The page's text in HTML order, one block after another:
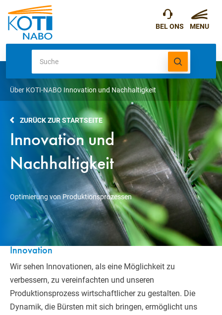
Über KOTI-NABO Innovation und Nachhaltigkeit
ZURÜCK ZUR STARTSEITE
Innovation und
Nachhaltigkeit
Optimierung von Produktionsprozessen
Innovation
Wir sehen Innovationen, als eine Möglichkeit zu
verbessern, zu vereinfachten und unseren
Produktionsprozess wirtschaftlicher zu gestalten. Die
Dynamik, die Bürsten mit sich bringen, ermöglicht uns